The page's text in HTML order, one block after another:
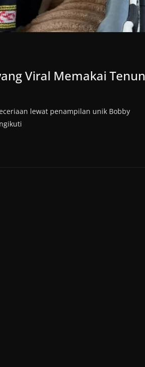
Viral Memakai Tenun
lewat penampilan unik Bobby